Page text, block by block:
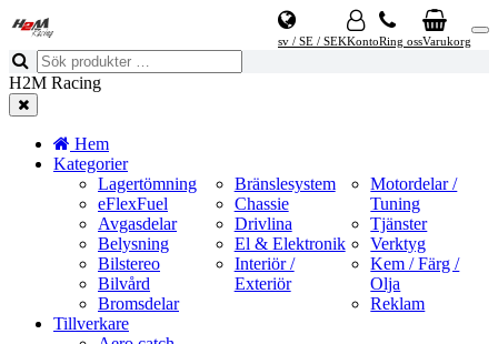
sv / SE / SEKKontoRing ossVarukorg
H2M Racing
Hem
Kategorier
Lagertömning
eFlexFuel
Avgasdelar
Belysning
Bilstereo
Bilvård
Bromsdelar
Bränslesystem
Chassie
Drivlina
El & Elektronik
Interiör /
Exteriör
Motordelar /
Tuning
Tjänster
Verktyg
Kem / Färg /
Olja
Reklam
Tillverkare